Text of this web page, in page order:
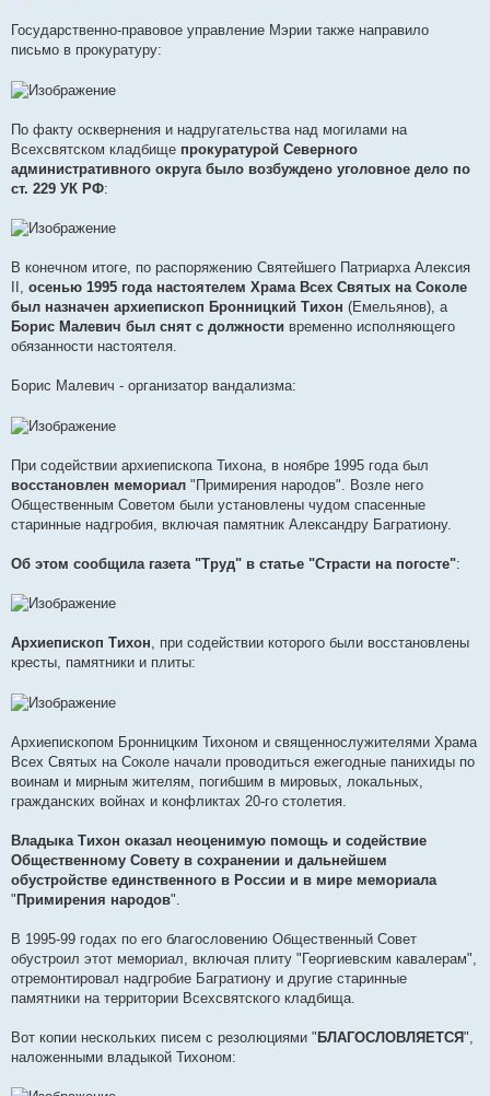
Государственно-правовое управление Мэрии также направило
письмо в прокуратуру:
По факту осквернения и надругательства над могилами на
Всехсвятском кладбище прокуратурой Северного
административного округа было возбуждено уголовное дело по
ст. 229 УК РФ:
В конечном итоге, по распоряжению Святейшего Патриарха Алексия
II, осенью 1995 года настоятелем Храма Всех Святых на Соколе
был назначен архиепископ Бронницкий Тихон (Емельянов), а
Борис Малевич был снят с должности временно исполняющего
обязанности настоятеля.
Борис Малевич - организатор вандализма:
При содействии архиепископа Тихона, в ноябре 1995 года был
восстановлен мемориал "Примирения народов". Возле него
Общественным Советом были установлены чудом спасенные
старинные надгробия, включая памятник Александру Багратиону.
Об этом сообщила газета "Труд" в статье "Страсти на погосте":
Архиепископ Тихон, при содействии которого были восстановлены
кресты, памятники и плиты:
Архиепископом Бронницким Тихоном и священнослужителями Храма
Всех Святых на Соколе начали проводиться ежегодные панихиды по
воинам и мирным жителям, погибшим в мировых, локальных,
гражданских войнах и конфликтах 20-го столетия.
Владыка Тихон оказал неоценимую помощь и содействие
Общественному Совету в сохранении и дальнейшем
обустройстве единственного в России и в мире мемориала
" Примирения народов".
В 1995-99 годах по его благословению Общественный Совет
обустроил этот мемориал, включая плиту "Георгиевским кавалерам",
отремонтировал надгробие Багратиону и другие старинные
памятники на территории Всехсвятского кладбища.
Вот копии нескольких писем с резолюциями " БЛАГОСЛОВЛЯЕТСЯ",
наложенными владыкой Тихоном: